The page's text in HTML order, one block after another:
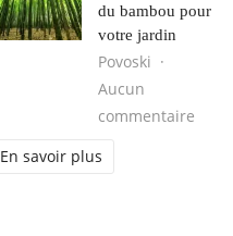
du bambou pour
votre jardin
Povoski
Aucun
commentaire
En savoir plus